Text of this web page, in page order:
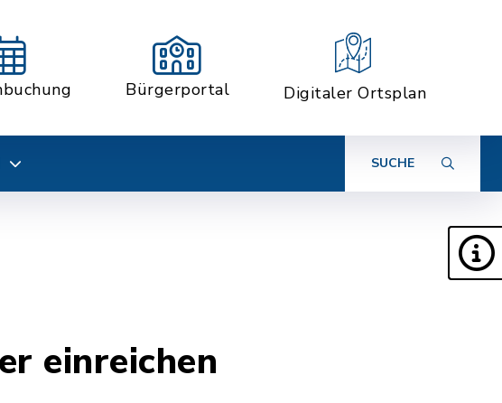
Bürgerportal Digitaler Ortsplan
SUCHE
einreichen